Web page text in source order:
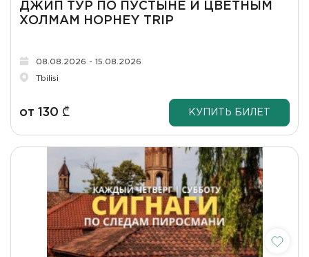
ДЖИП ТУР ПО ПУСТЫНЕ И ЦВЕТНЫМ
ХОЛМАМ HOPHEY TRIP
08.08.2026 - 15.08.2026
Tbilisi
от 130 ₾ КУПИТЬ БИЛЕТ